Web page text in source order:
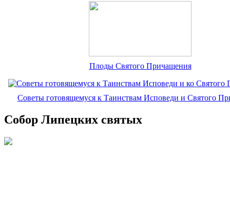
Плоды Святого Причащения
Советы готовящемуся к Таинствам Исповеди и Святого
Собор Липецких святых